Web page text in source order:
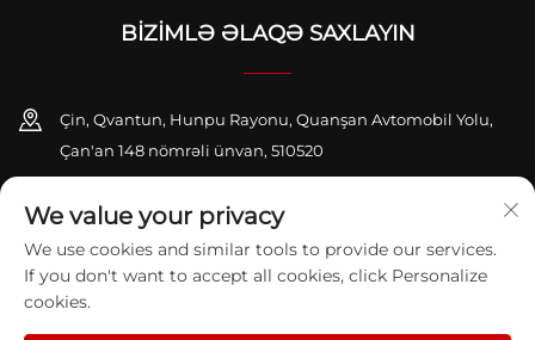
BIZIMLƏ ƏLAQƏ SAXLAYIN
Çin, Qvantun, Hunpu Rayonu, Quanşan Avtomobil Yolu,
Çan'an 148 nömrəli ünvan, 510520
+86-13416189912
[email protected]
Copyright © 2026 GUANGZHOU KAIHENG K&S CO.,LTD. Bütün
We value your privacy
We use cookies and similar tools to provide our services.
If you don't want to accept all cookies, click Personalize
cookies.